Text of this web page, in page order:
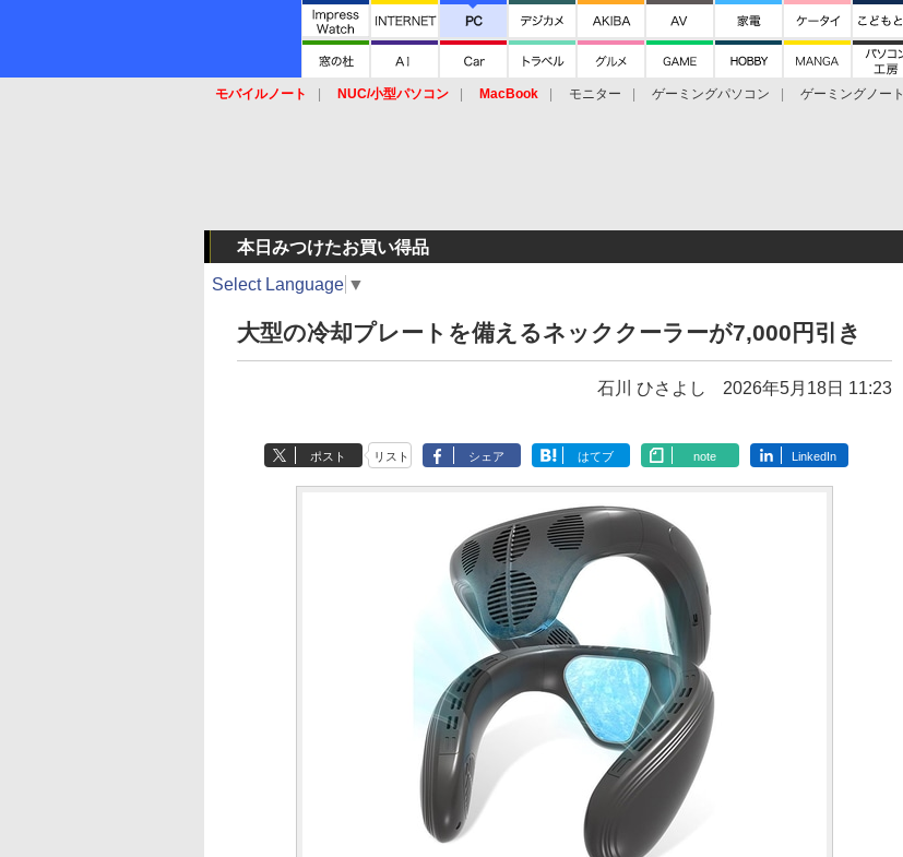
モバイルノート NUC/小型パソコン MacBook モニター ゲーミングパソコン ゲーミングノート
本日みつけたお買い得品
Select Language ▼
大型の冷却プレートを備えるネッククーラーが7,000円引き
石川 ひさよし 2026年5月18日 11:23
ポスト リスト シェア はてブ note LinkedIn